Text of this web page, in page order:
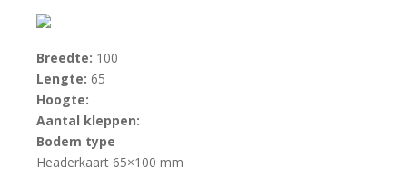
Breedte: 100
Lengte: 65
Hoogte:
Aantal kleppen:
Bodem type
Headerkaart 65×100 mm